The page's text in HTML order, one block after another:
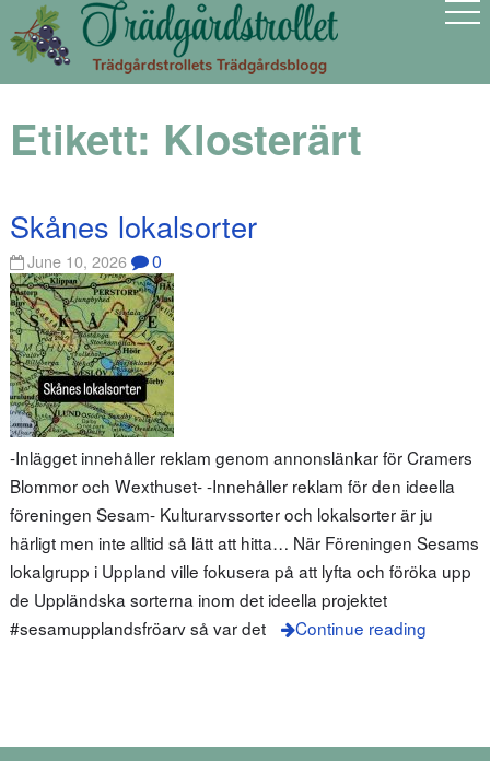
Etikett: Klosterärt
Skånes lokalsorter
June 10, 2026 0
-Inlägget innehåller reklam genom annonslänkar för Cramers
Blommor och Wexthuset- -Innehåller reklam för den ideella
föreningen Sesam- Kulturarvssorter och lokalsorter är ju
härligt men inte alltid så lätt att hitta… När Föreningen Sesams
lokalgrupp i Uppland ville fokusera på att lyfta och föröka upp
de Uppländska sorterna inom det ideella projektet
#sesamupplandsfröarv så var det
Continue reading